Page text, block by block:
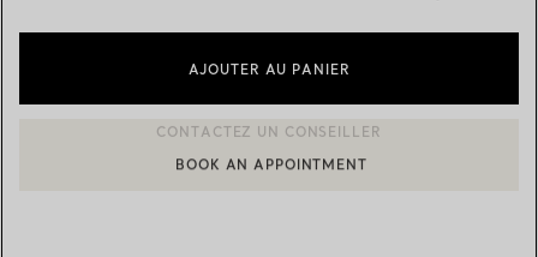
AJOUTER AU PANIER
CONTACTER UN CONSEILLER CLIENT OU PRENDRE RENDEZ-
BOOK AN APPOINTMENT